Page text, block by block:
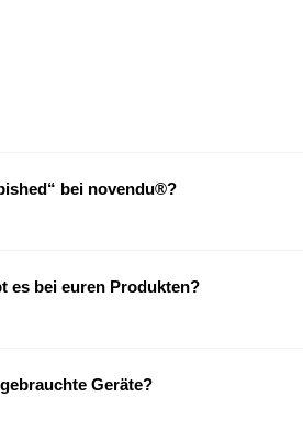
bei novendu®?
es bei euren Produkten?
Geräte?